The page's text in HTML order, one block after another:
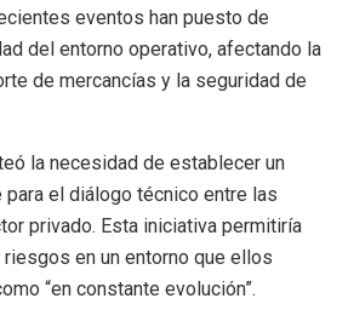
eventos han puesto de
del entorno operativo, afectando la
de mercancías y la seguridad de
la necesidad de establecer un
el diálogo técnico entre las
privado. Esta iniciativa permitiría
en un entorno que ellos
“en constante evolución”.